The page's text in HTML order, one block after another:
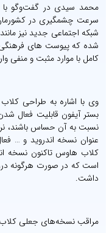
محمد سیدی در گفت‌وگو با
سرعت چشمگیری در
شبکه اجتماعی جدید نیز
شده که پیوست های فرهنگی
کامل با موارد مثبت و منفی
بستر آیفون قابلیت فعال
نسبت به آن حساس باشند،
عنوان نسخه اندروید و …
کلاب هاوس تاکنون نسخه
است که در صورت هرگونه
داشت.
مراقب نسخه‌های جعلی